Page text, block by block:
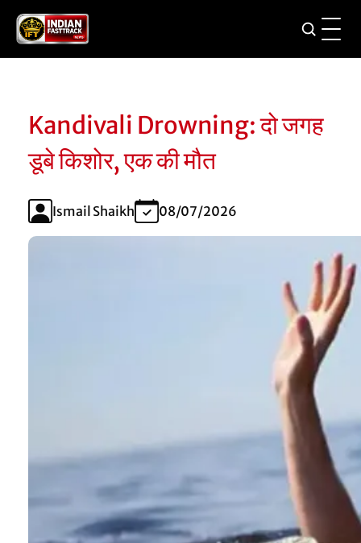
Kandivali Drowning: दो जगह
डूबे किशोर, एक की मौत
Ismail Shaikh 08/07/2026